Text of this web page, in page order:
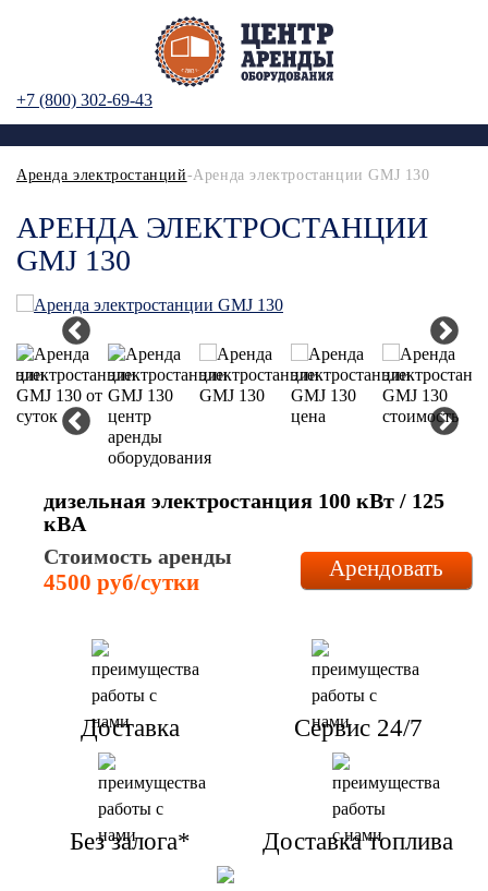
+7 (800) 302-69-43
Аренда электростанций-Аренда электростанции GMJ 130
АРЕНДА ЭЛЕКТРОСТАНЦИИ
GMJ 130
дизельная электростанция 100 кВт / 125
кBА
Стоимость аренды
4500 руб/сутки
Арендовать
Доставка Сервис 24/7
Без залога* Доставка топлива